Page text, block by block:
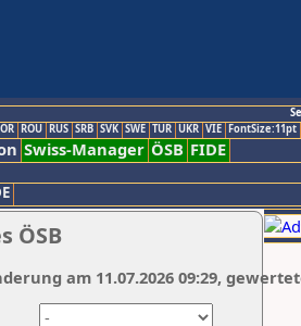
ROU RUS SRB SVK SWE TUR UKR VIE FontSize:11pt
Swiss-Manager ÖSB FIDE
ÖSB
am 11.07.2026 09:29,